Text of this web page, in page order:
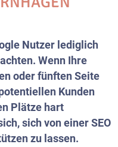
Nutzer lediglich
Wenn Ihre
oder fünften Seite
Kunden
Plätze hart
sich von einer SEO
zu lassen.